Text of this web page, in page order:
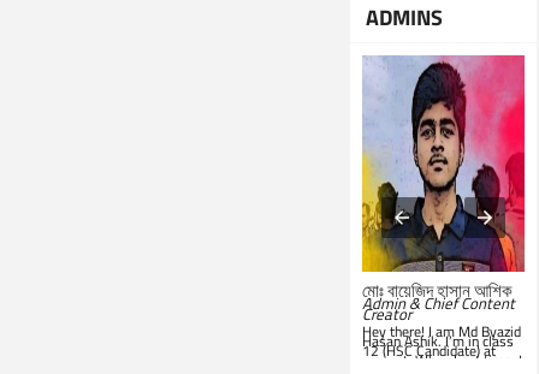
ADMINS
মোঃ বায়েজিদ হাসান আশিক
Admin & Chief Content
Creator
Hey there! I am Md Byazid
Hasan Ashik. I’m in class
12 (HSC Candidate) at
present. When I get time, I